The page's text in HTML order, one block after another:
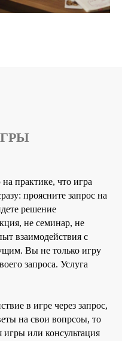
практике, что игра
проясните запрос на
решение
не семинар, не
взаимодействия с
Вы не только игру
запроса. Услуга
в игре через запрос,
на свои вопрсоы, то
игры или консультация